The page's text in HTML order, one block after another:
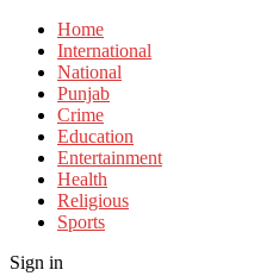
Home
International
National
Punjab
Crime
Education
Entertainment
Health
Religious
Sports
Sign in